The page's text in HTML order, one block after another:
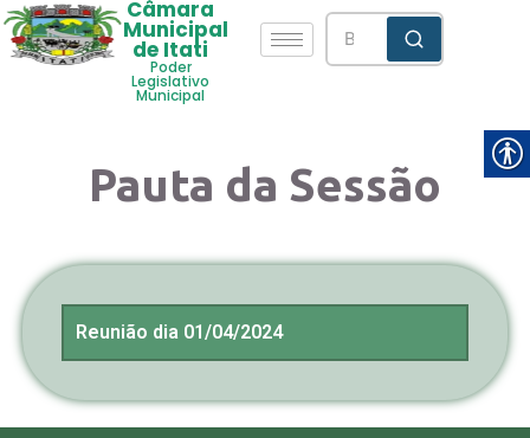
Câmara
Municipal
de Itati
Poder
Legislativo
Municipal
Pauta da Sessão
Reunião dia 01/04/2024